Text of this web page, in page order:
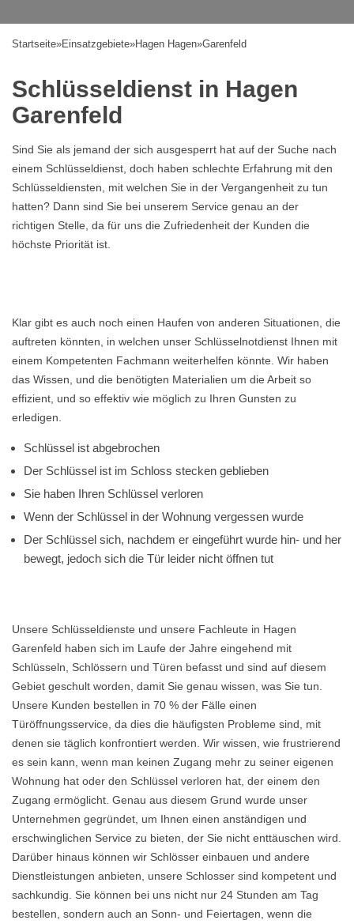
Startseite»Einsatzgebiete»Hagen Hagen»Garenfeld
Schlüsseldienst in Hagen
Garenfeld
Sind Sie als jemand der sich ausgesperrt hat auf der Suche nach
einem Schlüsseldienst, doch haben schlechte Erfahrung mit den
Schlüsseldiensten, mit welchen Sie in der Vergangenheit zu tun
hatten? Dann sind Sie bei unserem Service genau an der
richtigen Stelle, da für uns die Zufriedenheit der Kunden die
höchste Priorität ist.
Klar gibt es auch noch einen Haufen von anderen Situationen, die
auftreten könnten, in welchen unser Schlüsselnotdienst Ihnen mit
einem Kompetenten Fachmann weiterhelfen könnte. Wir haben
das Wissen, und die benötigten Materialien um die Arbeit so
effizient, und so effektiv wie möglich zu Ihren Gunsten zu
erledigen.
Schlüssel ist abgebrochen
Der Schlüssel ist im Schloss stecken geblieben
Sie haben Ihren Schlüssel verloren
Wenn der Schlüssel in der Wohnung vergessen wurde
Der Schlüssel sich, nachdem er eingeführt wurde hin- und her
bewegt, jedoch sich die Tür leider nicht öffnen tut
Unsere Schlüsseldienste und unsere Fachleute in Hagen
Garenfeld haben sich im Laufe der Jahre eingehend mit
Schlüsseln, Schlössern und Türen befasst und sind auf diesem
Gebiet geschult worden, damit Sie genau wissen, was Sie tun.
Unsere Kunden bestellen in 70 % der Fälle einen
Türöffnungsservice, da dies die häufigsten Probleme sind, mit
denen sie täglich konfrontiert werden. Wir wissen, wie frustrierend
es sein kann, wenn man keinen Zugang mehr zu seiner eigenen
Wohnung hat oder den Schlüssel verloren hat, der einem den
Zugang ermöglicht. Genau aus diesem Grund wurde unser
Unternehmen gegründet, um Ihnen einen anständigen und
erschwinglichen Service zu bieten, der Sie nicht enttäuschen wird.
Darüber hinaus können wir Schlösser einbauen und andere
Dienstleistungen anbieten, unsere Schlosser sind kompetent und
sachkundig. Sie können bei uns nicht nur 24 Stunden am Tag
bestellen, sondern auch an Sonn- und Feiertagen, wenn die